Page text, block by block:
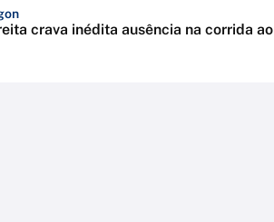
crava inédita ausência na corrida ao